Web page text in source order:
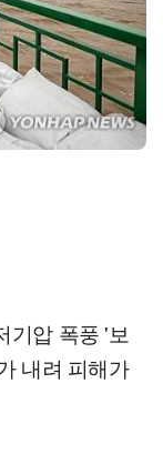
기압 폭풍 '보
내려 피해가